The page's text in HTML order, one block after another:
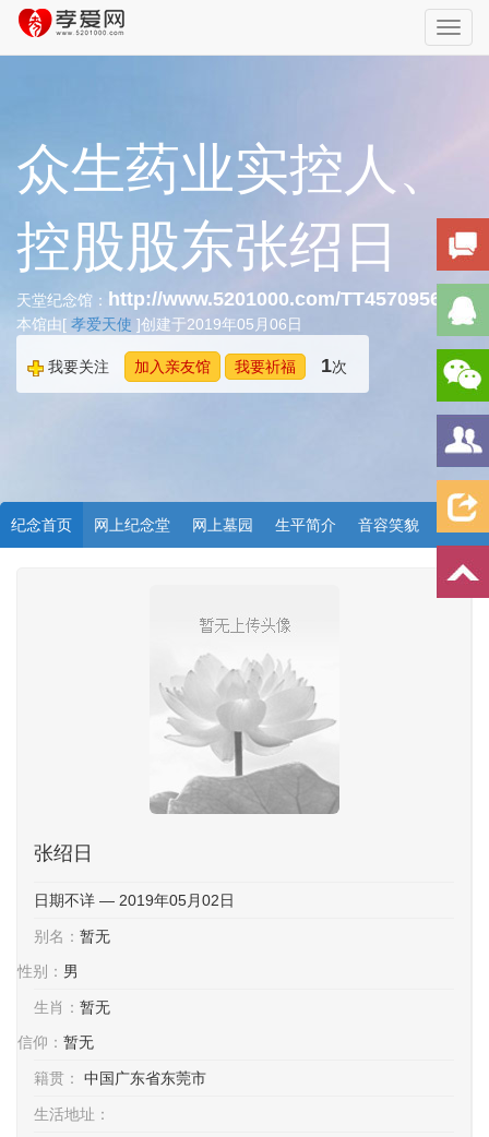
众生药业实控人、
控股股东张绍日
天堂纪念馆： http://www.5201000.com/TT457095628
本馆由[ 孝爱天使 ]创建于2019年05月06日
我要关注 加入亲友馆 我要祈福 1次
纪念首页 网上纪念堂 网上墓园 生平简介 音容笑貌
张绍日
日期不详 — 2019年05月02日
别名： 暂无
性别： 男
生肖： 暂无
信仰： 暂无
籍贯： 中国广东省东莞市
生活地址：